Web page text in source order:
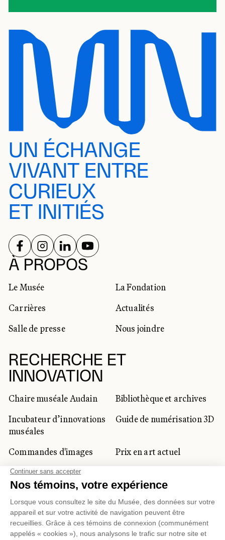
UN ÉCHANGE
VIVANT ENTRE
CURIEUX
ET INITIÉS
À PROPOS
Le Musée
La Fondation
Carrières
Actualités
Salle de presse
Nous joindre
RECHERCHE ET
INNOVATION
Chaire muséale Audain
Bibliothèque et archives
Incubateur d’innovations
muséales
Guide de numérisation 3D
Commandes d'images
Prix en art actuel
Prix Lynne-Cohen
CLIENTÈLE CORPORATIVE
ET PRIVÉE
RÉSEAUX SOCIAUX
SUIVEZ-NOUS SUR
SUIVEZ-NOUS SUR
SUIVEZ-NOUS SUR
SUIVEZ-NOUS SUR